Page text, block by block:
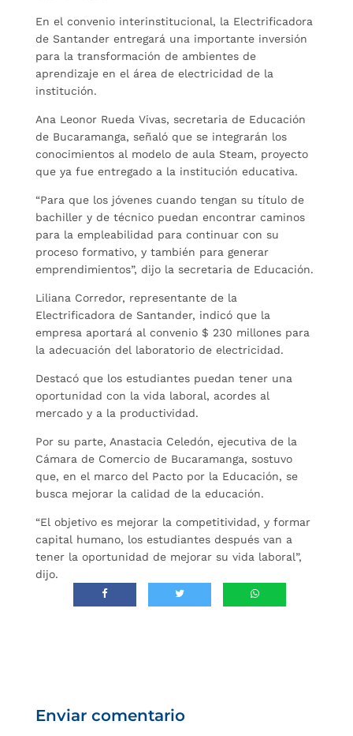
En el convenio interinstitucional, la Electrificadora
de Santander entregará una importante inversión
para la transformación de ambientes de
aprendizaje en el área de electricidad de la
institución.
Ana Leonor Rueda Vivas, secretaria de Educación
de Bucaramanga, señaló que se integrarán los
conocimientos al modelo de aula Steam, proyecto
que ya fue entregado a la institución educativa.
“Para que los jóvenes cuando tengan su título de
bachiller y de técnico puedan encontrar caminos
para la empleabilidad para continuar con su
proceso formativo, y también para generar
emprendimientos”, dijo la secretaria de Educación.
Liliana Corredor, representante de la
Electrificadora de Santander, indicó que la
empresa aportará al convenio $ 230 millones para
la adecuación del laboratorio de electricidad.
Destacó que los estudiantes puedan tener una
oportunidad con la vida laboral, acordes al
mercado y a la productividad.
Por su parte, Anastacia Celedón, ejecutiva de la
Cámara de Comercio de Bucaramanga, sostuvo
que, en el marco del Pacto por la Educación, se
busca mejorar la calidad de la educación.
“El objetivo es mejorar la competitividad, y formar
capital humano, los estudiantes después van a
tener la oportunidad de mejorar su vida laboral”,
dijo.
Enviar comentario